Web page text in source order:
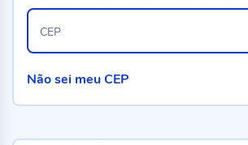
CEP
Não sei meu CEP